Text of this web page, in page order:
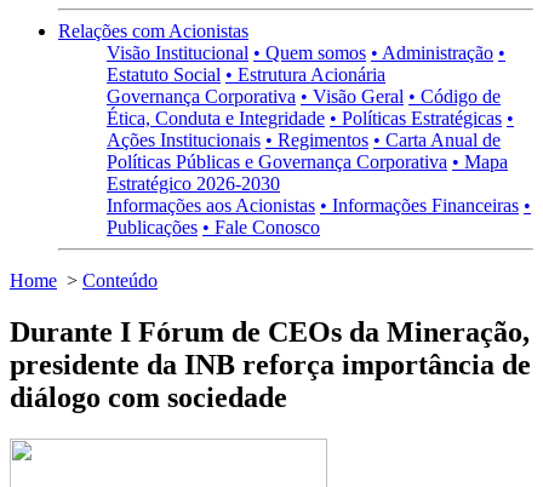
Relações com Acionistas
Visão Institucional • Quem somos • Administração •
Estatuto Social • Estrutura Acionária
Governança Corporativa • Visão Geral • Código de
Ética, Conduta e Integridade • Políticas Estratégicas •
Ações Institucionais • Regimentos • Carta Anual de
Políticas Públicas e Governança Corporativa • Mapa
Estratégico 2026-2030
Informações aos Acionistas • Informações Financeiras •
Publicações • Fale Conosco
Home > Conteúdo
Durante I Fórum de CEOs da Mineração,
presidente da INB reforça importância de
diálogo com sociedade